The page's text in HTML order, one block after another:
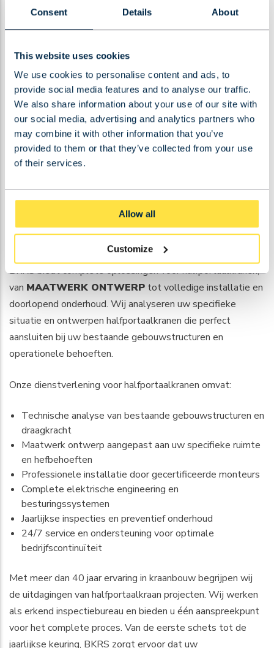
Consent Details About
This website uses cookies
We use cookies to personalise content and ads, to
provide social media features and to analyse our traffic.
We also share information about your use of our site with
our social media, advertising and analytics partners who
may combine it with other information that you’ve
provided to them or that they’ve collected from your use
of their services.
Allow all
Customize
benen, meer grondwerk en vaak structurele aanpassingen
aan gebouwen. Halfportaalkranen maken gebruik van
bestaande structuren, waardoor installatiekosten en
projecttijd aanzienlijk worden gereduceerd.
De keuze tussen beide systemen hangt af van beschikbare
ruimte, budget, gewenste hefcapaciteit en bestaande
gebouwstructuren. Halfportaalkranen zijn ideaal voor
beter passen bij nieuwbouw of situaties waar maximale
Hoe BKRS helpt met halfportaalkranen
BKRS biedt complete oplossingen voor halfportaalkranen,
van MAATWERK ONTWERP tot volledige installatie en
doorlopend onderhoud. Wij analyseren uw specifieke
situatie en ontwerpen halfportaalkranen die perfect
aansluiten bij uw bestaande gebouwstructuren en
operationele behoeften.
Onze dienstverlening voor halfportaalkranen omvat:
Technische analyse van bestaande gebouwstructuren en
draagkracht
Maatwerk ontwerp aangepast aan uw specifieke ruimte
en hefbehoeften
Professionele installatie door gecertificeerde monteurs
Complete elektrische engineering en
besturingssystemen
Jaarlijkse inspecties en preventief onderhoud
24/7 service en ondersteuning voor optimale
bedrijfscontinuïteit
Met meer dan 40 jaar ervaring in kraanbouw begrijpen wij
de uitdagingen van halfportaalkraan projecten. Wij werken
als erkend inspectiebureau en bieden u één aanspreekpunt
voor het complete proces. Van de eerste schets tot de
jaarlijkse keuring, BKRS zorgt ervoor dat uw